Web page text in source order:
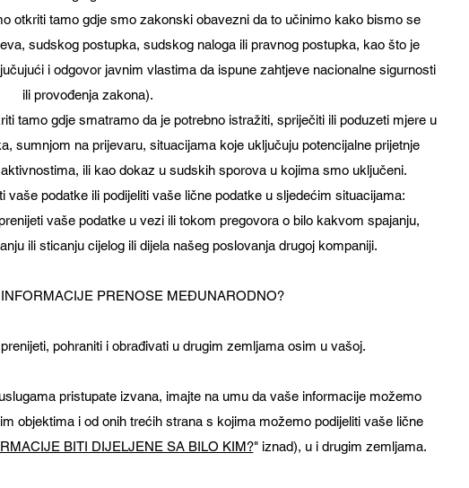
otkriti tamo gdje smo zakonski obavezni da to učinimo kako bismo se
sudskog postupka, sudskog naloga ili pravnog postupka, kao što je
i odgovor javnim vlastima da ispune zahtjeve nacionalne sigurnosti
ili provođenja zakona).
tamo gdje smatramo da je potrebno istražiti, spriječiti ili poduzeti mjere u
sumnjom na prijevaru, situacijama koje uključuju potencijalne prijetnje
ili kao dokaz u sudskih sporova u kojima smo uključeni.
vaše podatke ili podijeliti vaše lične podatke u sljedećim situacijama:
vaše podatke u vezi ili tokom pregovora o bilo kakvom spajanju,
ili sticanju cijelog ili dijela našeg poslovanja drugoj kompaniji.
INFORMACIJE PRENOSE MEĐUNARODNO?
pohraniti i obrađivati u drugim zemljama osim u vašoj.
pristupate izvana, imajte na umu da vaše informacije možemo
objektima i od onih trećih strana s kojima možemo podijeliti vaše lične
BITI DIJELJENE SA BILO KIM?" iznad), u i drugim zemljama.